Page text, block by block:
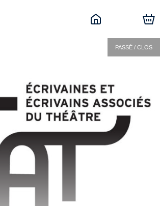
PASSÉ / CLOS